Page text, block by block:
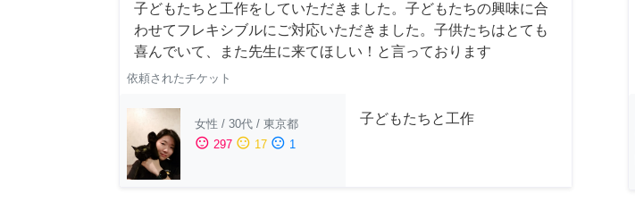
子どもたちと工作をしていただきました。子どもたちの興味に合
わせてフレキシブルにご対応いただきました。子供たちはとても
喜んでいて、また先生に来てほしい！と言っております
依頼されたチケット
女性 / 30代 / 東京都
sentiment_satisfied 297 sentiment_neutral 17 sentiment_dissatisfied 1
子どもたちと工作